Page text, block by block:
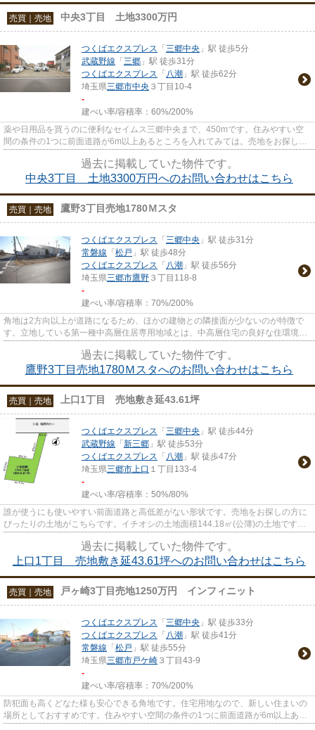
売買｜売地 中央3丁目 土地3300万円
つくばエクスプレス 「 三郷中央 」駅 徒歩5分
武蔵野線 「 三郷 」駅 徒歩31分
つくばエクスプレス 「 八潮 」駅 徒歩62分
埼玉県三郷市中央 ３丁目10-4
-
建ぺい率/容積率： 60%/200%
薬や日用品を買うのに便利なセイムス三郷中央まで、450mです。住みやすい空
間の条件の1つに前面道路が6m以上あるところを入れてみては。売地をお探しの
過去に掲載していた物件です。
中央3丁目 土地3300万円へのお問い合わせはこちら
売買｜売地 鷹野3丁目売地1780Ｍスタ
つくばエクスプレス 「 三郷中央 」駅 徒歩31分
常磐線 「 松戸 」駅 徒歩48分
つくばエクスプレス 「 八潮 」駅 徒歩56分
埼玉県三郷市鷹野 ３丁目118-8
-
建ぺい率/容積率： 70%/200%
角地は2方向以上が道路になるため、ほかの建物との隣接面が少ないのが特徴で
す。立地している第一種中高層住居専用地域とは、中高層住宅の良好な住環境を
過去に掲載していた物件です。
鷹野3丁目売地1780Ｍスタへのお問い合わせはこちら
売買｜売地 上口1丁目 売地敷き延43.61坪
つくばエクスプレス 「 三郷中央 」駅 徒歩44分
武蔵野線 「 新三郷 」駅 徒歩53分
つくばエクスプレス 「 八潮 」駅 徒歩47分
埼玉県三郷市上口 １丁目133-4
-
建ぺい率/容積率： 50%/80%
誰が使うにも使いやすい前面道路と高低差がない形状です。売地をお探しの方に
ぴったりの土地がこちらです。イチオシの土地面積144.18㎡(公簿)の土地です。
過去に掲載していた物件です。
上口1丁目 売地敷き延43.61坪へのお問い合わせはこちら
売買｜売地 戸ヶ崎3丁目売地1250万円 インフィニット
つくばエクスプレス 「 三郷中央 」駅 徒歩33分
つくばエクスプレス 「 八潮 」駅 徒歩41分
常磐線 「 松戸 」駅 徒歩55分
埼玉県三郷市戸ケ崎 ３丁目43-9
-
建ぺい率/容積率： 70%/200%
防犯面も高くどなた様も安心できる角地です。住宅用地なので、新しい住まいの
場所としておすすめです。住みやすい空間の条件の1つに前面道路が6m以上ある